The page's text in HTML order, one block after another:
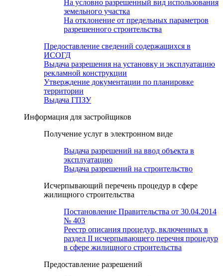
На условно разрешенный вид использования
земельного участка
На отклонение от предельных параметров
разрешенного строительства
Предоставление сведений содержащихся в
ИСОГД
Выдача разрешения на установку и эксплуатацию
рекламной конструкции
Утверждение документации по планировке
территории
Выдача ГПЗУ
Информация для застройщиков
Получение услуг в электронном виде
Выдача разрешений на ввод объекта в
эксплуатацию
Выдача разрешений на строительство
Исчерпывающий перечень процедур в сфере
жилищного строительства
Постановление Правительства от 30.04.2014
№ 403
Реестр описания процедур, включенных в
раздел II исчерпывающего перечня процедур
в сфере жилищного строительства
Предоставление разрешений